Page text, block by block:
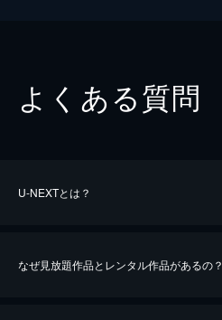
よくある質問
U-NEXTとは？
なぜ見放題作品とレンタル作品があるの？